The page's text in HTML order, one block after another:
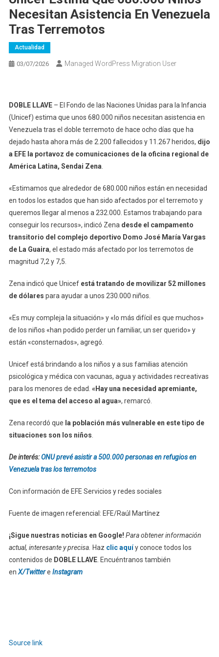
Necesitan Asistencia En Venezuela
Tras Terremotos
Actualidad
03/07/2026 Managed WordPress Migration User
DOBLE LLAVE– El Fondo de las Naciones Unidas para la Infancia
(Unicef) estima que unos 680.000 niños necesitan asistencia en
Venezuela tras el doble terremoto de hace ocho días que ha
dejado hasta ahora más de 2.200 fallecidos y 11.267 heridos, dijo
a EFE la portavoz de comunicaciones de la oficina regional de
América Latina, Sendai Zena.
«Estimamos que alrededor de 680.000 niños están en necesidad
en todos los estados que han sido afectados por el terremoto y
queremos llegar al menos a 232.000. Estamos trabajando para
conseguir los recursos», indicó Zena desde el campamento
transitorio del complejo deportivo Domo José María Vargas
de La Guaira, el estado más afectado por los terremotos de
magnitud 7,2 y 7,5.
Zena indicó que Unicef está tratando de movilizar 52 millones
de dólares para ayudar a unos 230.000 niños.
«Es muy compleja la situación» y «lo más difícil es que muchos»
de los niños «han podido perder un familiar, un ser querido» y
están «consternados», agregó.
Unicef está brindando a los niños y a sus familias atención
psicológica y médica con vacunas, agua y actividades recreativas
para los menores de edad. «Hay una necesidad apremiante,
que es el tema del acceso al agua», remarcó.
Zena recordó que la población más vulnerable en este tipo de
situaciones son los niños.
De interés:ONU prevé asistir a 500.000 personas en refugios en
Venezuela tras los terremotos
Con información de EFE Servicios y redes sociales
Fuente de imagen referencial: EFE/Raúl Martínez
¡Sigue nuestras noticias en Google! Para obtener información
actual, interesante y precisa. Haz clic aquíy conoce todos los
contenidos de DOBLE LLAVE. Encuéntranos también
enX/Twittere Instagram
Source link